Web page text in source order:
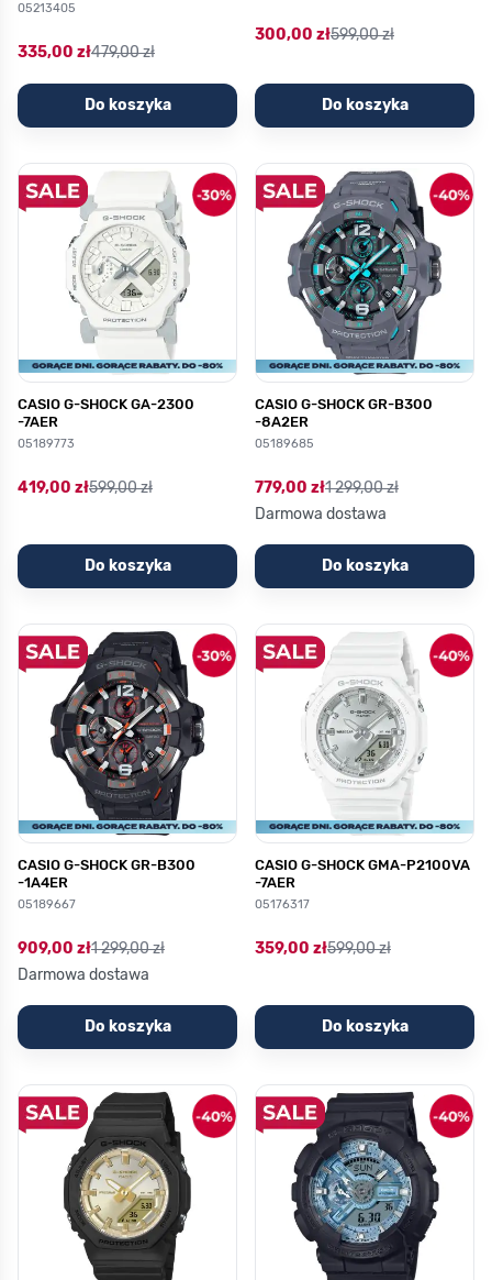
05213405
335,00 zł479,00 zł
Do koszyka
300,00 zł599,00 zł
Do koszyka
CASIO G-SHOCK GA-2300
-7AER
05189773
419,00 zł599,00 zł
Do koszyka
CASIO G-SHOCK GR-B300
-8A2ER
05189685
779,00 zł1 299,00 zł
Darmowa dostawa
Do koszyka
CASIO G-SHOCK GR-B300
-1A4ER
05189667
909,00 zł1 299,00 zł
Darmowa dostawa
Do koszyka
CASIO G-SHOCK GMA-P2100VA
-7AER
05176317
359,00 zł599,00 zł
Do koszyka